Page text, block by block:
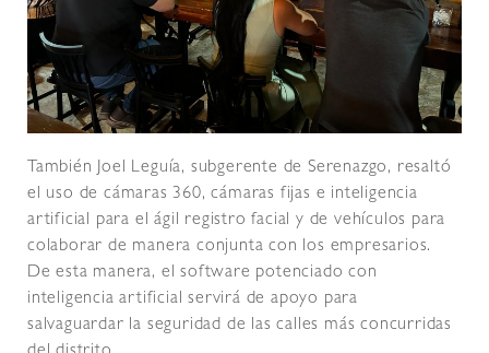
También Joel Leguía, subgerente de Serenazgo, resaltó
el uso de cámaras 360, cámaras fijas e inteligencia
artificial para el ágil registro facial y de vehículos para
colaborar de manera conjunta con los empresarios.
De esta manera, el software potenciado con
inteligencia artificial servirá de apoyo para
salvaguardar la seguridad de las calles más concurridas